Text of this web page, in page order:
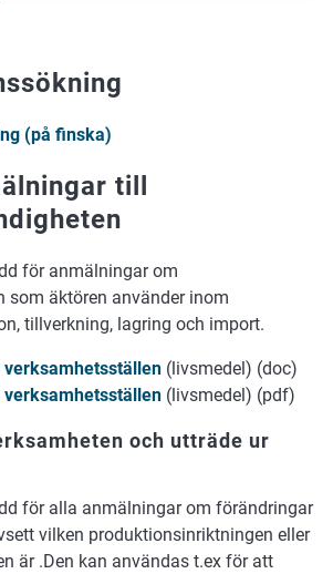
(på finska)
till
för anmälningar om
som äktören använder inom
tillverkning, lagring och import.
(livsmedel) (doc)
(livsmedel) (pdf)
och utträde ur
för alla anmälningar om förändringar
vilken produktionsinriktningen eller
är .Den kan användas t.ex för att